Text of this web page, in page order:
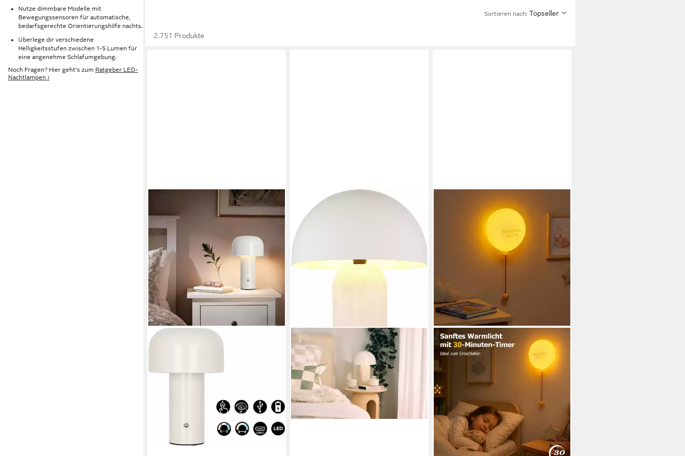
Nutze dimmbare Modelle mit
Bewegungssensoren für automatische,
bedarfsgerechte Orientierungshilfe nachts.
Überlege dir verschiedene
Helligkeitsstufen zwischen 1-5 Lumen für
eine angenehme Schlafumgebung.
Noch Fragen? Hier geht's zum Ratgeber LED-
Nachtlampen ›
Sortieren nach: Topseller
2.751 Produkte